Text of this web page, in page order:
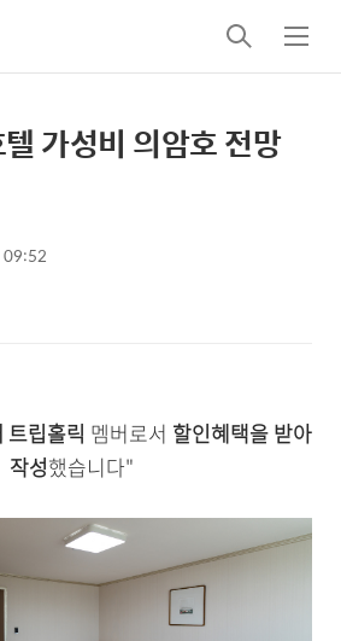
검
색
메
뉴
가성비 의암호 전망
트립홀릭 멤버로서 할인혜택을 받아
작성했습니다"